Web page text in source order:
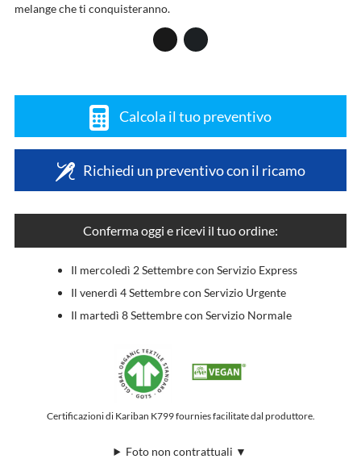
melange che ti conquisteranno.
Calcola il tuo preventivo
Richiedi un preventivo con il ricamo
Conferma oggi e ricevi il tuo ordine:
Il mercoledì 2 Settembre con Servizio Express
Il venerdì 4 Settembre con Servizio Urgente
Il martedì 8 Settembre con Servizio Normale
Certificazioni di Kariban K799 fournies facilitate dal produttore.
Foto non contrattuali ▼